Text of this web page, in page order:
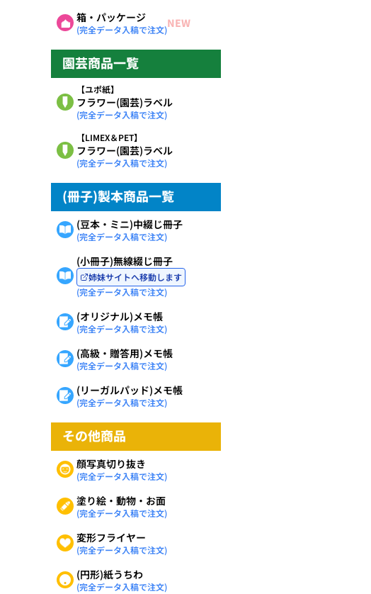
箱・パッケージ
(完全データ入稿で注文)NEW
園芸商品一覧
【ユポ紙】
フラワー(園芸)ラベル
(完全データ入稿で注文)
【LIMEX＆PET】
フラワー(園芸)ラベル
(完全データ入稿で注文)
(冊子)製本商品一覧
(豆本・ミニ)中綴じ冊子
(完全データ入稿で注文)
(小冊子)無線綴じ冊子
姉妹サイトへ移動します
(完全データ入稿で注文)
(オリジナル)メモ帳
(完全データ入稿で注文)
(高級・贈答用)メモ帳
(完全データ入稿で注文)
(リーガルパッド)メモ帳
(完全データ入稿で注文)
その他商品
顔写真切り抜き
(完全データ入稿で注文)
塗り絵・動物・お面
(完全データ入稿で注文)
変形フライヤー
(完全データ入稿で注文)
(円形)紙うちわ
(完全データ入稿で注文)